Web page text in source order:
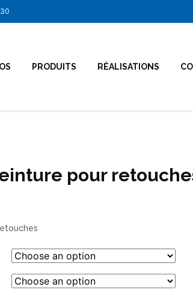
PRODUITS RÉALISATIONS
pour